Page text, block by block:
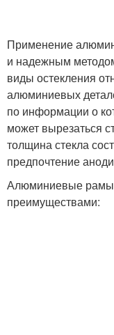
Применение
и надежным
виды остекления
алюминиевых
по информации о
может вырезаться
толщина стекла
предпочтение
Алюминиевые рамы
преимуществами: